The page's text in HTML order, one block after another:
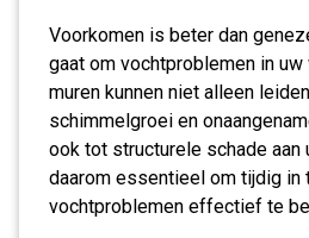
Voorkomen is beter dan
gaat om vochtproblemen in
muren kunnen niet alleen
schimmelgroei en
ook tot structurele schade aan
daarom essentieel om tijdig in
vochtproblemen effectief te